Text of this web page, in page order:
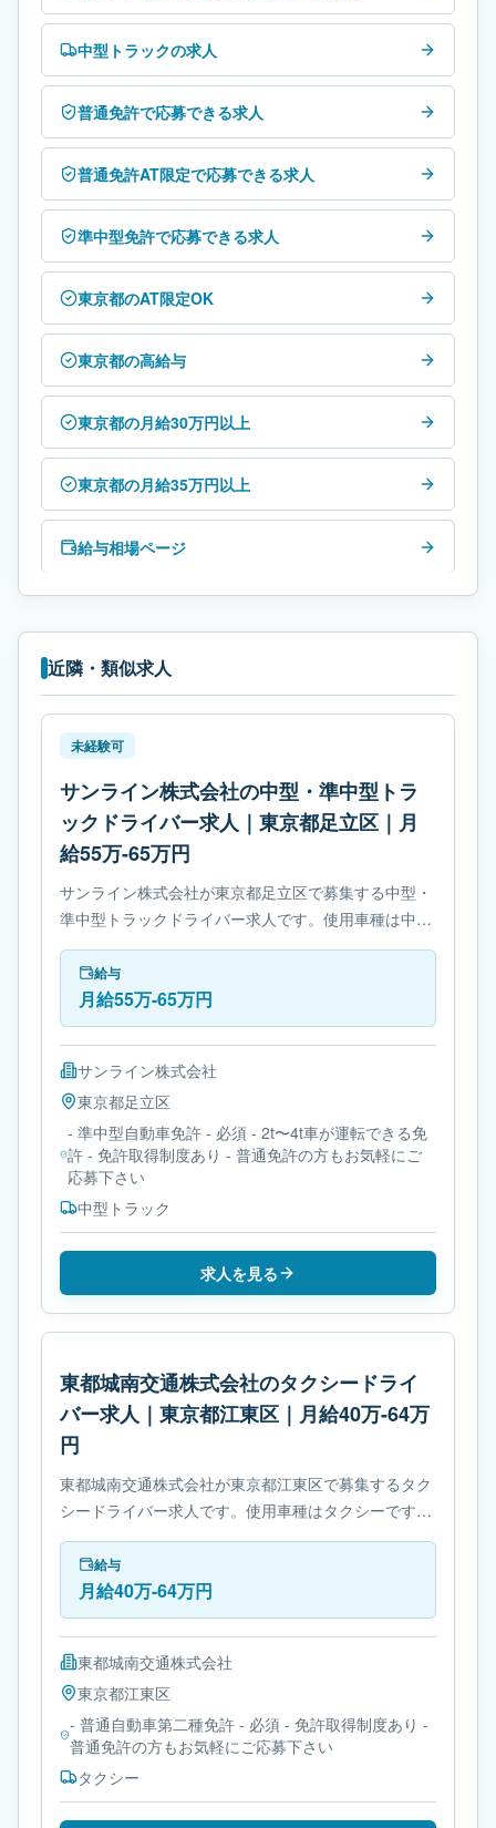
中型トラックの求人
普通免許で応募できる求人
普通免許AT限定で応募できる求人
準中型免許で応募できる求人
東京都のAT限定OK
東京都の高給与
東京都の月給30万円以上
東京都の月給35万円以上
給与相場ページ
近隣・類似求人
未経験可
サンライン株式会社の中型・準中型トラ
ックドライバー求人｜東京都足立区｜月
給55万-65万円
サンライン株式会社が東京都足立区で募集する中型・
準中型トラックドライバー求人です。使用車種は中型
トラックです。勤務時間は- 変形労働時間制です。必
要免許は- 準中型自動車免許です。
給与
月給55万-65万円
サンライン株式会社
東京都足立区
- 準中型自動車免許 - 必須 - 2t〜4t車が運転できる免
許 - 免許取得制度あり - 普通免許の方もお気軽にご
応募下さい
中型トラック
求人を見る
東都城南交通株式会社のタクシードライ
バー求人｜東京都江東区｜月給40万-64万
円
東都城南交通株式会社が東京都江東区で募集するタク
シードライバー求人です。使用車種はタクシーです。
勤務時間は- シフト制です。必要免許は- 普通自動車第
二種免許です。
給与
月給40万-64万円
東都城南交通株式会社
東京都江東区
- 普通自動車第二種免許 - 必須 - 免許取得制度あり -
普通免許の方もお気軽にご応募下さい
タクシー